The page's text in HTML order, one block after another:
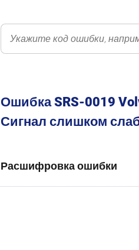
Ошибка SRS-0019
Сигнал слишком
Расшифровка ошибки